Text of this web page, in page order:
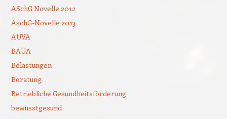
ASchG Novelle 2012
AschG-Novelle 2013
AUVA
BAUA
Belastungen
Beratung
Betriebliche Gesundheitsförderung
bewusstgesund